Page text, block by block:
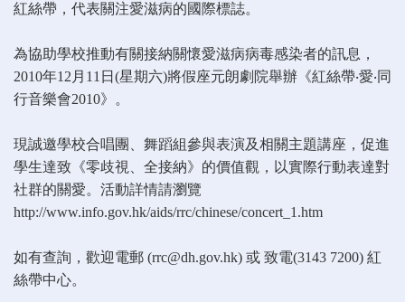
紅絲帶，代表關注愛滋病的國際標誌。
為協助學校推動有關接納關懷愛滋病病毒感染者的訊息，
2010年12月11日(星期六)將假座元朗劇院舉辦《紅絲帶‧愛‧同
行音樂會2010》。
現誠邀學校合唱團、舞蹈組參與表演及相關主題講座，促進
學生達致《零歧視、全接納》的價值觀，以實際行動表達對
社群的關愛。活動詳情請瀏覽
http://www.info.gov.hk/aids/rrc/chinese/concert_1.htm
如有查詢，歡迎電郵 (rrc@dh.gov.hk) 或 致電(3143 7200) 紅
絲帶中心。